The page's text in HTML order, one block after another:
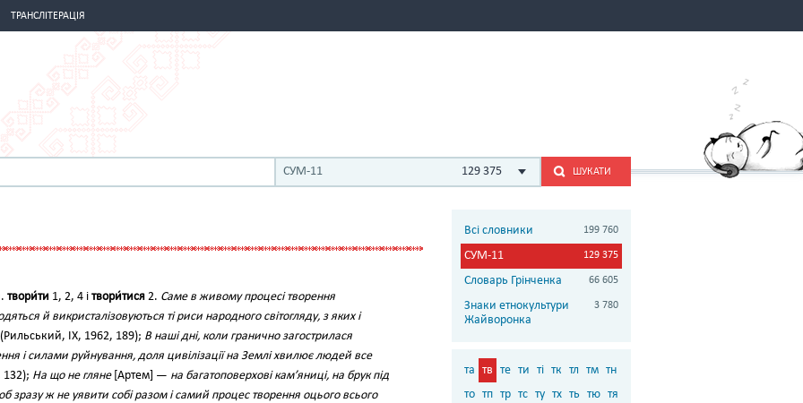
ТРАНСЛІТЕРАЦІЯ
СУМ-11 129 375 ШУКАТИ
твори́ти 1, 2, 4 і твори́тися 2. Саме в живому процесі творення
й викристалізовуються ті риси народного світогляду, з яких і
(Рильський, IX, 1962, 189); В наші дні, коли гранично загострилася
і силами руйнування, доля цивілізації на Землі хвилює людей все
132); На що не гляне[Артем] — на багатоповерхові кам’яниці, на брук під
зразу ж не уявити собі разом і самий процес творення оцього всього
Всі словники 199 760
СУМ-11 129 375
Словарь Грінченка 66 605
Знаки етнокультури
Жайворонка
3 780
та тв те ти ті тк тл тм тн
то тп тр тс ту тх ть тю тя